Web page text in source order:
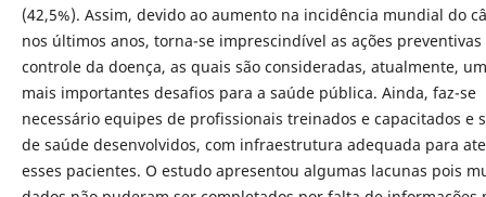
(42,5%). Assim, devido ao aumento na incidência mundial do
nos últimos anos, torna-se imprescindível as ações preventivas
controle da doença, as quais são consideradas, atualmente,
mais importantes desafios para a saúde pública. Ainda, faz-se
necessário equipes de profissionais treinados e capacitados e
de saúde desenvolvidos, com infraestrutura adequada para
esses pacientes. O estudo apresentou algumas lacunas pois